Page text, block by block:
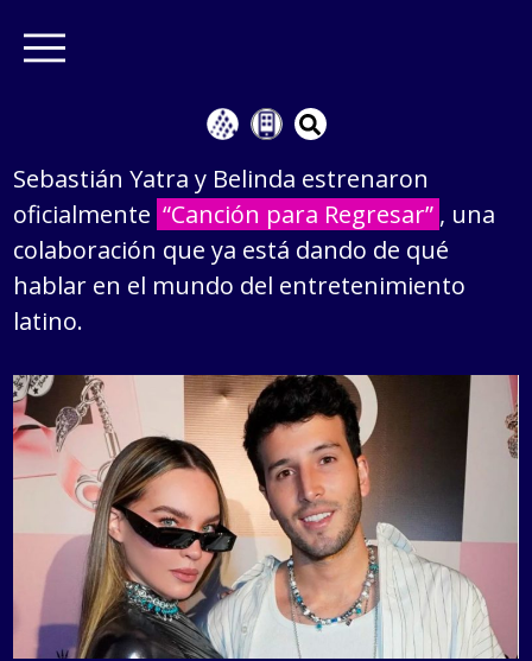
Sebastián Yatra y Belinda estrenaron
oficialmente “Canción para Regresar” , una
colaboración que ya está dando de qué
hablar en el mundo del entretenimiento
latino.